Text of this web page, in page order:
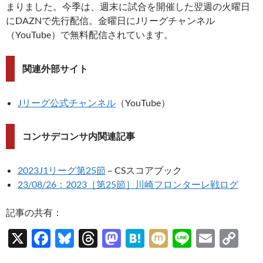
まりました。今季は、週末に試合を開催した翌週の火曜日
にDAZNで先行配信。金曜日にJリーグチャンネル
（YouTube）で無料配信されています。
関連外部サイト
Jリーグ公式チャンネル （YouTube）
コンサデコンサ内関連記事
2023J1リーグ第25節 – CSスコアブック
23/08/26：2023［第25節］川崎フロンターレ戦ログ
記事の共有：
X
F
Bl T
M H
M Li
E